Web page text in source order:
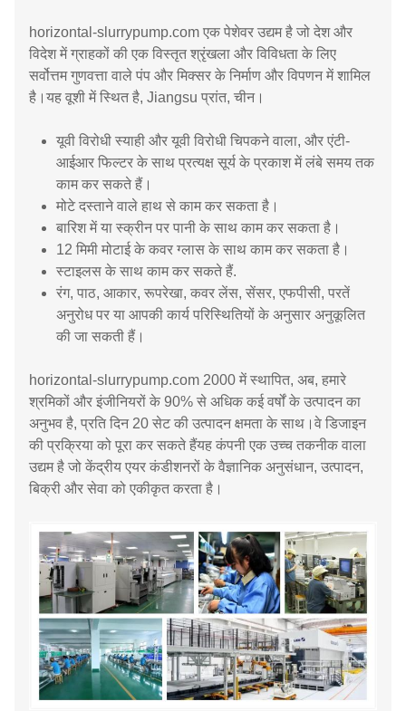
horizontal-slurrypump.com एक पेशेवर उद्यम है जो देश और
विदेश में ग्राहकों की एक विस्तृत श्रृंखला और विविधता के लिए
सर्वोत्तम गुणवत्ता वाले पंप और मिक्सर के निर्माण और विपणन में शामिल
है।यह वूशी में स्थित है, Jiangsu प्रांत, चीन।
यूवी विरोधी स्याही और यूवी विरोधी चिपकने वाला, और एंटी-
आईआर फिल्टर के साथ प्रत्यक्ष सूर्य के प्रकाश में लंबे समय तक
काम कर सकते हैं।
मोटे दस्ताने वाले हाथ से काम कर सकता है।
बारिश में या स्क्रीन पर पानी के साथ काम कर सकता है।
12 मिमी मोटाई के कवर ग्लास के साथ काम कर सकता है।
स्टाइलस के साथ काम कर सकते हैं.
रंग, पाठ, आकार, रूपरेखा, कवर लेंस, सेंसर, एफपीसी, परतें
अनुरोध पर या आपकी कार्य परिस्थितियों के अनुसार अनुकूलित
की जा सकती हैं।
horizontal-slurrypump.com 2000 में स्थापित, अब, हमारे
श्रमिकों और इंजीनियरों के 90% से अधिक कई वर्षों के उत्पादन का
अनुभव है, प्रति दिन 20 सेट की उत्पादन क्षमता के साथ।वे डिजाइन
की प्रक्रिया को पूरा कर सकते हैंयह कंपनी एक उच्च तकनीक वाला
उद्यम है जो केंद्रीय एयर कंडीशनरों के वैज्ञानिक अनुसंधान, उत्पादन,
बिक्री और सेवा को एकीकृत करता है।